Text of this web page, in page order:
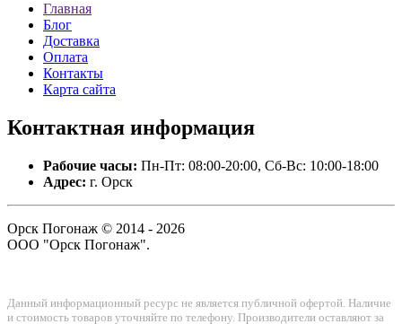
Главная
Блог
Доставка
Оплата
Контакты
Карта сайта
Контактная информация
Рабочие часы: Пн-Пт: 08:00-20:00, Сб-Вс: 10:00-18:00
Адрес: г. Орск
Орск Погонаж © 2014 - 2026
ООО "Орск Погонаж".
Данный информационный ресурс не является публичной офертой. Наличие
и стоимость товаров уточняйте по телефону. Производители оставляют за